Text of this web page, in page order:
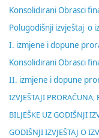
Konsolidirani Obrasci
Polugodišnji izvještaj o
I. izmjene i dopune
Konsolidirani Obrasci
II. izmjene i dopune
IZVJEŠTAJI
BILJEŠKE UZ GODIŠNJI
GODIŠNJI IZVJEŠTAJ O